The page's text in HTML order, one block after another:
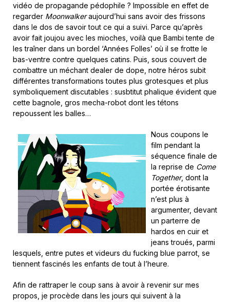
vidéo de propagande pédophile ? Impossible en effet de
regarder Moonwalkeraujourd’hui sans avoir des frissons
dans le dos de savoir tout ce qui a suivi. Parce qu’après
avoir fait joujou avec les mioches, voilà que Bambi tente de
les traîner dans un bordel ‘Années Folles’ où il se frotte le
bas-ventre contre quelques catins. Puis, sous couvert de
combattre un méchant dealer de dope, notre héros subit
différentes transformations toutes plus grotesques et plus
symboliquement discutables : susbtitut phalique évident que
cette bagnole, gros mecha-robot dont les tétons
repoussent les balles…
Nous coupons le
film pendant la
séquence finale de
la reprise de Come
Together, dont la
portée érotisante
n’est plus à
argumenter, devant
un parterre de
hardos en cuir et
jeans troués, parmi
lesquels, entre putes et videurs du fucking blue parrot, se
tiennent fascinés les enfants de tout à l’heure.
Afin de rattraper le coup sans à avoir à revenir sur mes
propos, je procède dans les jours qui suivent à la